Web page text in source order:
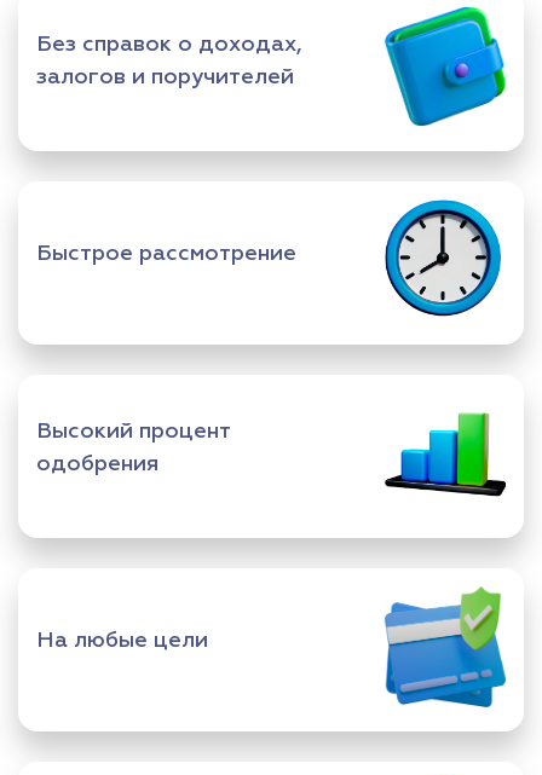
Без справок о доходах,
залогов и поручителей
Быстрое рассмотрение
Высокий процент
одобрения
На любые цели